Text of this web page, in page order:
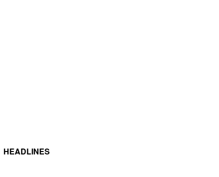
HEADLINES